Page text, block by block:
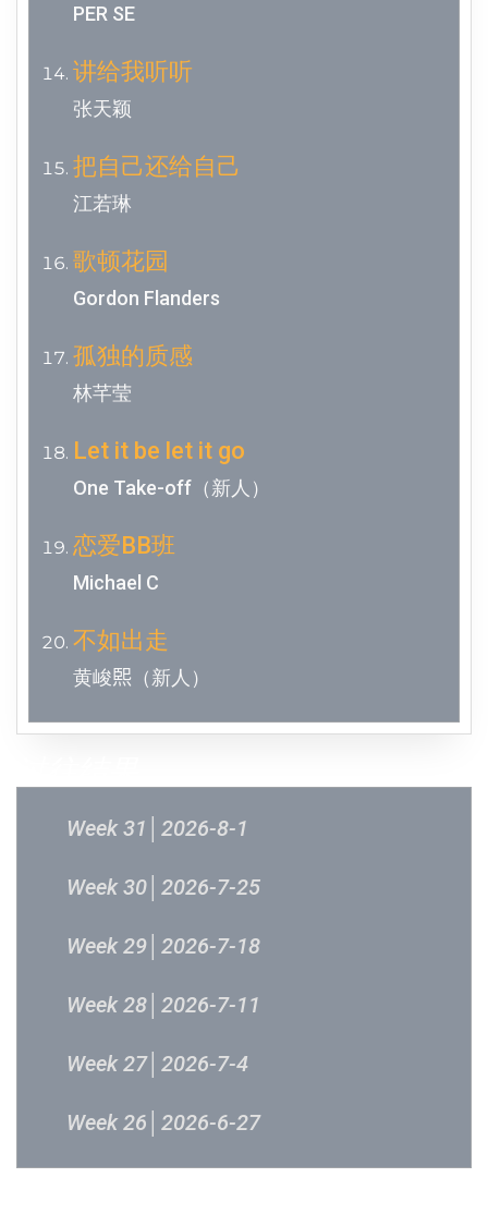
PER SE
讲给我听听
张天颖
把自己还给自己
江若琳
歌顿花园
Gordon Flanders
孤独的质感
林芊莹
Let it be let it go
One Take-off（新人）
恋爱BB班
Michael C
不如出走
黄峻𤋮（新人）
Week 31│2026-8-1
Week 30│2026-7-25
Week 29│2026-7-18
Week 28│2026-7-11
Week 27│2026-7-4
Week 26│2026-6-27